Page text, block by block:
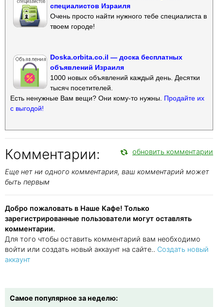
специалистов Израиля
Очень просто найти нужного тебе специалиста в
твоем городе!
Doska.orbita.co.il — доска бесплатных
объявлений Израиля
1000 новых объявлений каждый день. Десятки
тысяч посетителей.
Есть ненужные Вам вещи? Они кому-то нужны. Продайте их
с выгодой!
Комментарии: обновить комментарии
Еще нет ни одного комментария, ваш комментарий может
быть первым
Добро пожаловать в Наше Кафе! Только
зарегистрированные пользователи могут оставлять
комментарии.
Для того чтобы оставить комментарий вам необходимо
войти или создать новый аккаунт на сайте.. Создать новый
аккаунт
Самое популярное за неделю: